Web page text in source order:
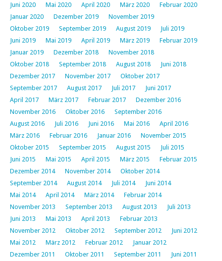
Juni 2020
Mai 2020 April 2020 März 2020
Februar 2020
Januar 2020
Dezember 2019
November 2019
Oktober 2019
September 2019 August 2019
Juli 2019
Juni 2019
Mai 2019 April 2019 März 2019
Februar 2019
Januar 2019
Dezember 2018
November 2018
Oktober 2018
September 2018 August 2018
Juni 2018
Dezember 2017
November 2017
Oktober 2017
September 2017
August 2017 Juli 2017
Juni 2017
April 2017
März 2017 Februar 2017
Dezember 2016
November 2016
Oktober 2016
September 2016
August 2016
Juli 2016 Juni 2016 Mai 2016
April 2016
März 2016
Februar 2016 Januar 2016
November 2015
Oktober 2015
September 2015 August 2015
Juli 2015
Juni 2015
Mai 2015 April 2015 März 2015
Februar 2015
Dezember 2014
November 2014
Oktober 2014
September 2014
August 2014 Juli 2014
Juni 2014
Mai 2014
April 2014 März 2014
Februar 2014
November 2013
September 2013 August 2013
Juli 2013
Juni 2013
Mai 2013 April 2013
Februar 2013
November 2012
Oktober 2012 September 2012
Juni 2012
Mai 2012
März 2012 Februar 2012
Januar 2012
Dezember 2011
Oktober 2011 September 2011
Juni 2011